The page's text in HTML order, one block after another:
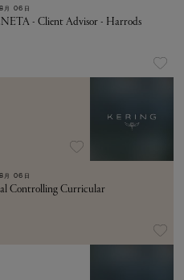
月 06日
- Client Advisor - Harrods
月 06日
Controlling Curricular